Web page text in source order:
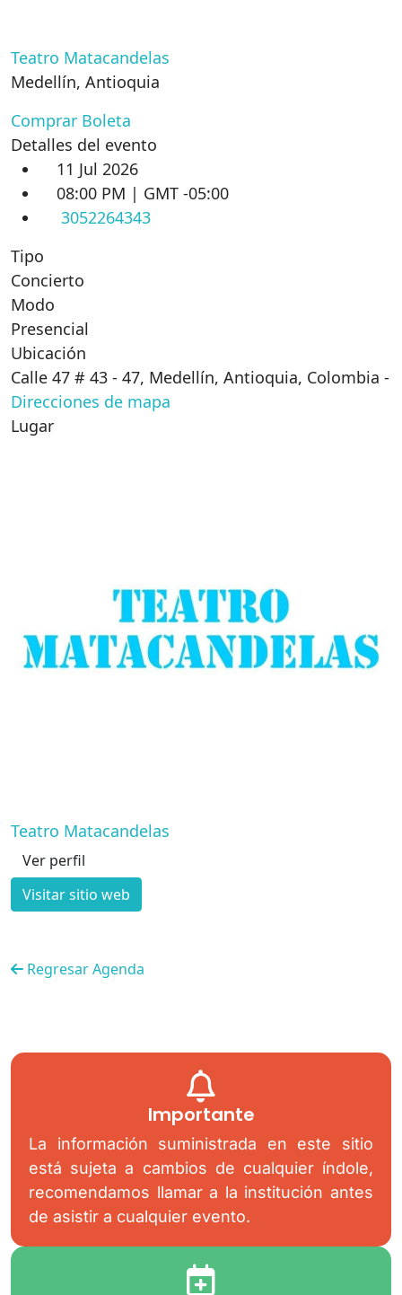
Teatro Matacandelas
Medellín, Antioquia
Comprar Boleta
Detalles del evento
11 Jul 2026
08:00 PM | GMT -05:00
3052264343
Tipo
Concierto
Modo
Presencial
Ubicación
Calle 47 # 43 - 47, Medellín, Antioquia, Colombia -
Direcciones de mapa
Lugar
Teatro Matacandelas
Ver perfil
Visitar sitio web
Regresar Agenda
Importante
La información suministrada en este sitio
está sujeta a cambios de cualquier índole,
recomendamos llamar a la institución antes
de asistir a cualquier evento.